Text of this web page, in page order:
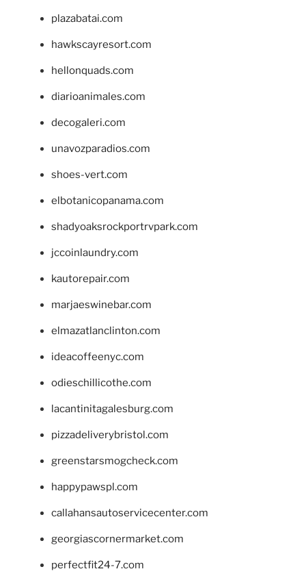
plazabatai.com
hawkscayresort.com
hellonquads.com
diarioanimales.com
decogaleri.com
unavozparadios.com
shoes-vert.com
elbotanicopanama.com
shadyoaksrockportrvpark.com
jccoinlaundry.com
kautorepair.com
marjaeswinebar.com
elmazatlanclinton.com
ideacoffeenyc.com
odieschillicothe.com
lacantinitagalesburg.com
pizzadeliverybristol.com
greenstarsmogcheck.com
happypawspl.com
callahansautoservicecenter.com
georgiascornermarket.com
perfectfit24-7.com